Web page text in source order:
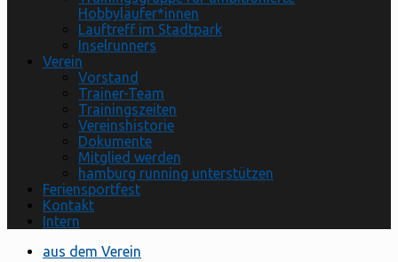
Hobbyläufer*innen
Lauftreff im Stadtpark
Inselrunners
Verein
Vorstand
Trainer-Team
Trainingszeiten
Vereinshistorie
Dokumente
Mitglied werden
hamburg running unterstützen
Feriensportfest
Kontakt
Intern
aus dem Verein